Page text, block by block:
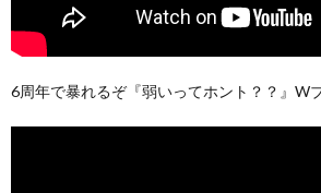
6周年で暴れるぞ『弱いってホント？？』W